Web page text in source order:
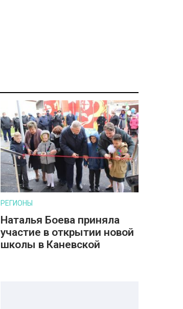
РЕГИОНЫ
Наталья Боева приняла
участие в открытии новой
школы в Каневской